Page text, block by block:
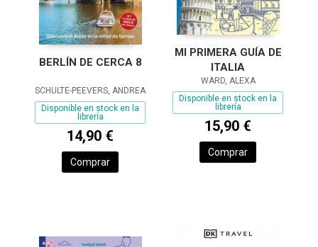
BERLÍN DE CERCA 8
SCHULTE-PEEVERS, ANDREA
Disponible en stock en la
librería
14,90 €
Comprar
MI PRIMERA GUÍA DE
ITALIA
WARD, ALEXA
Disponible en stock en la
librería
15,90 €
Comprar